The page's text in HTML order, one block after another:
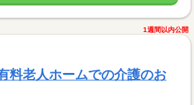
1週間以内公開
料老人ホームでの介護のお